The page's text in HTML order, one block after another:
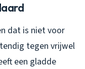
dat is niet voor
tegen vrijwel
een gladde